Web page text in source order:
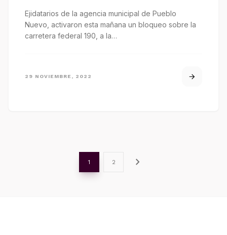
Ejidatarios de la agencia municipal de Pueblo
Nuevo, activaron esta mañana un bloqueo sobre la
carretera federal 190, a la…
29 NOVIEMBRE, 2022
1 2 chevron_right